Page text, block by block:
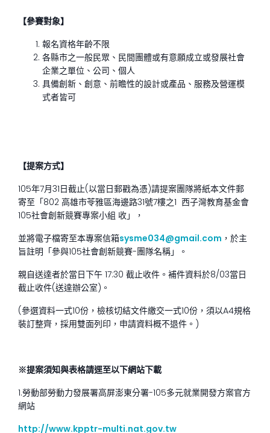
【參賽對象】
報名資格年齡不限
各縣市之一般民眾、民間團體或有意願成立或發展社會
企業之單位、公司、個人
具備創新、創意、前瞻性的設計或產品、服務及營運模
式者皆可
【提案方式】
105年7月31日截止(以當日郵戳為憑)請提案團隊將紙本文件郵
寄至「802 高雄市苓雅區海邊路31號7樓之1 西子灣教育基金會
105社會創新競賽專案小組 收」，
並將電子檔寄至本專案信箱sysme034@gmail.com ，於主
旨註明「參與105社會創新競賽-團隊名稱」。
親自送達者於當日下午 17:30 截止收件。補件資料於8/03當日
截止收件(送達辦公室)。
(參選資料一式10份，檢核切結文件繳交一式10份，須以A4規格
裝訂整齊，採用雙面列印，申請資料概不退件。)
※提案須知與表格請逕至以下網站下載
1.勞動部勞動力發展署高屏澎東分署-105多元就業開發方案官方
網站
http://www.kpptr-multi.nat.gov.tw